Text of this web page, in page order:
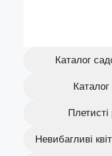
Каталог
Каталог
Невибагливі